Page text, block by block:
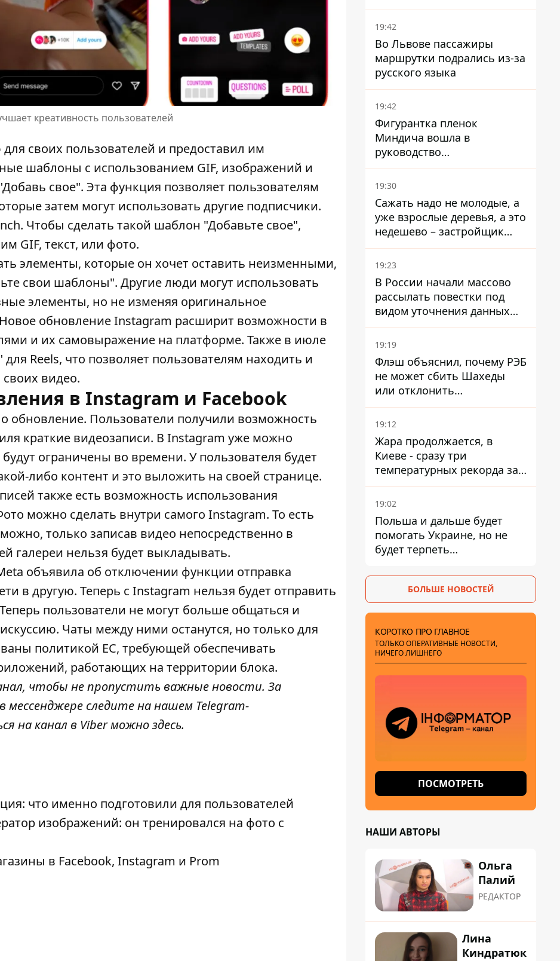
креативность пользователей
своих пользователей и предоставил им
шаблоны с использованием GIF, изображений и
свое". Эта функция позволяет пользователям
затем могут использовать другие подписчики.
Чтобы сделать такой шаблон "Добавьте свое",
GIF, текст, или фото.
элементы, которые он хочет оставить неизменными,
свои шаблоны". Другие люди могут использовать
элементы, но не изменяя оригинальное
обновление Instagram расширит возможности в
и их самовыражение на платформе. Также в июле
Reels, что позволяет пользователям находить и
видео.
в Instagram и Facebook
обновление. Пользователи получили возможность
краткие видеозаписи. В Instagram уже можно
ограничены во времени. У пользователя будет
либо контент и это выложить на своей странице.
также есть возможность использования
можно сделать внутри самого Instagram. То есть
только записав видео непосредственно в
галереи нельзя будет выкладывать.
объявила об отключении функции отправка
в другую. Теперь с Instagram нельзя будет отправить
пользователи не могут больше общаться и
Чаты между ними останутся, но только для
политикой ЕС, требующей обеспечивать
работающих на территории блока.
, чтобы не пропустить важные новости. За
следите на нашем Telegram-
на канал в Viber можноздесь.
что именно подготовили для пользователей
изображений: он тренировался на фото с
в Facebook, Instagram и Prom
устойчивости на 20%
19:42
Во Львове пассажиры
маршрутки подрались из-за
русского языка
19:42
Фигурантка пленок
Миндича вошла в
руководство
стратегического
госпредприятия - работала
заместителем Галущенко
19:30
Сажать надо не молодые, а
уже взрослые деревья, а это
недешево – застройщик
Никонов
19:23
В России начали массово
рассылать повестки под
видом уточнения данных
для набора контрактников
19:19
Флэш объяснил, почему РЭБ
не может сбить Шахеды
или отклонить
баллистические ракеты
19:12
Жара продолжается, в
Киеве - сразу три
температурных рекорда за
день
19:02
Польша и дальше будет
помогать Украине, но не
будет терпеть
Навроцкий
БОЛЬШЕ НОВОСТЕЙ
КОРОТКО ПРО ГЛАВНОЕ
ТОЛЬКО ОПЕРАТИВНЫЕ НОВОСТИ,
НИЧЕГО ЛИШНЕГО
ПОСМОТРЕТЬ
НАШИ АВТОРЫ
Ольга
Палий
РЕДАКТОР
Лина
Киндратюк